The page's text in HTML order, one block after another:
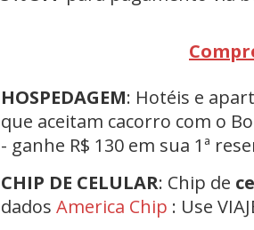
HOSPEDAGEM: Hotéis e
que aceitam cacorro com o
- ganhe R$ 130 em sua 1ª
CHIP DE CELULAR: Chip de
dados America Chip : Use